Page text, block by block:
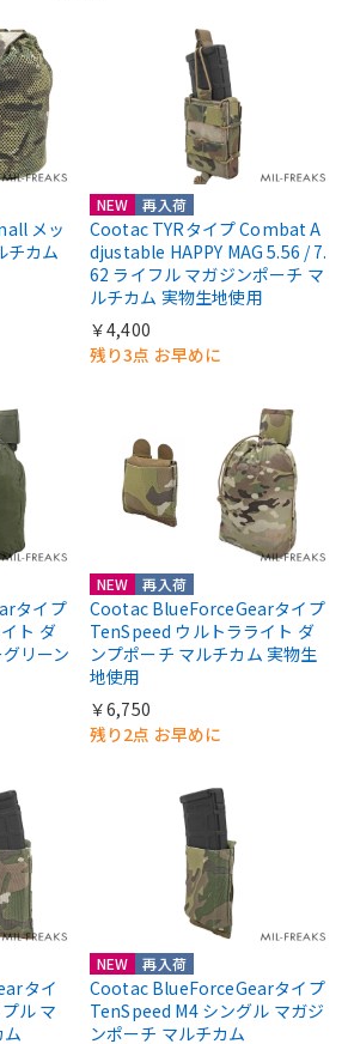
メッ
チカム
NEW 再入荷
Cootac TYRタイプ Combat A
djustable HAPPY MAG 5.56 / 7.
62 ライフル マガジンポーチ マ
ルチカム 実物生地使用
￥4,400
残り3点 お早めに
タイプ
ト ダ
リーン
NEW 再入荷
Cootac BlueForceGearタイプ
TenSpeed ウルトラライト ダ
ンプポーチ マルチカム 実物生
地使用
￥6,750
残り2点 お早めに
タイ
ル マ
NEW 再入荷
Cootac BlueForceGearタイプ
TenSpeed M4 シングル マガジ
ンポーチ マルチカム